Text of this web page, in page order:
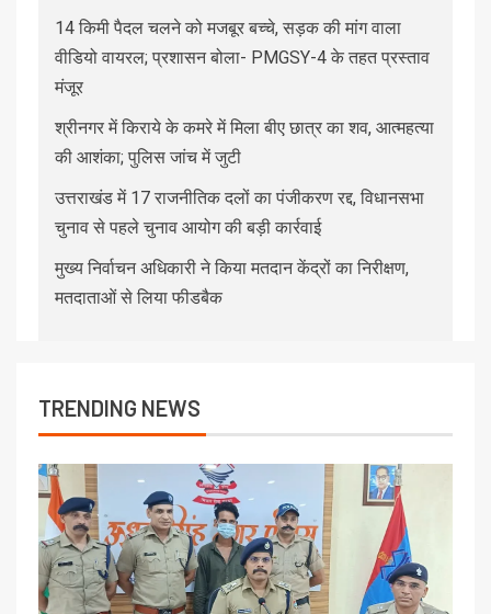
14 किमी पैदल चलने को मजबूर बच्चे, सड़क की मांग वाला
वीडियो वायरल; प्रशासन बोला- PMGSY-4 के तहत प्रस्ताव
मंजूर
श्रीनगर में किराये के कमरे में मिला बीए छात्र का शव, आत्महत्या
की आशंका; पुलिस जांच में जुटी
उत्तराखंड में 17 राजनीतिक दलों का पंजीकरण रद्द, विधानसभा
चुनाव से पहले चुनाव आयोग की बड़ी कार्रवाई
मुख्य निर्वाचन अधिकारी ने किया मतदान केंद्रों का निरीक्षण,
मतदाताओं से लिया फीडबैक
TRENDING NEWS